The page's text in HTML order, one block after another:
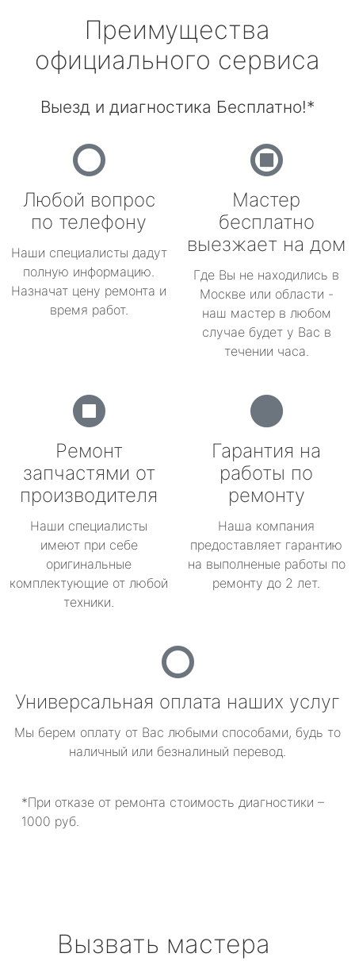
Преимущества
официального сервиса
Выезд и диагностика Бесплатно!*
Любой вопрос
по телефону
Наши специалисты дадут
полную информацию.
Назначат цену ремонта и
время работ.
Мастер
бесплатно
выезжает на дом
Где Вы не находились в
Москве или области -
наш мастер в любом
случае будет у Вас в
течении часа.
Ремонт
запчастями от
производителя
Наши специалисты
имеют при себе
оригинальные
комплектующие от любой
техники.
Гарантия на
работы по
ремонту
Наша компания
предоставляет гарантию
на выполненые работы по
ремонту до 2 лет.
Универсальная оплата наших услуг
Мы берем оплату от Вас любыми способами, будь то
наличный или безналиный перевод.
*При отказе от ремонта стоимость диагностики –
1000 руб.
Вызвать мастера